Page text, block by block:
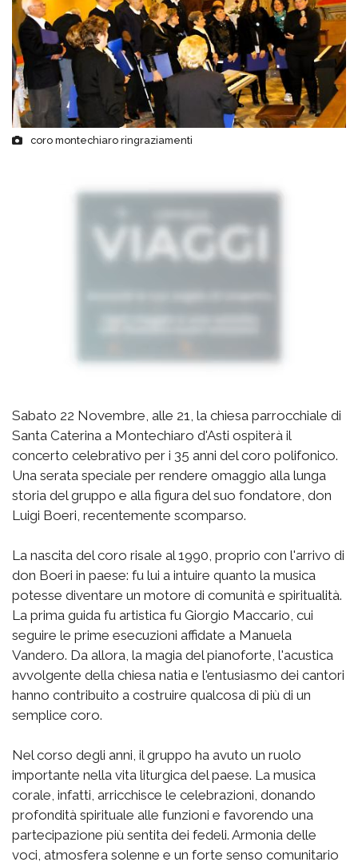
coro montechiaro ringraziamenti
Sabato 22 Novembre, alle 21, la chiesa parrocchiale di
Santa Caterina a Montechiaro d'Asti ospiterà il
concerto celebrativo per i 35 anni del coro polifonico.
Una serata speciale per rendere omaggio alla lunga
storia del gruppo e alla figura del suo fondatore, don
Luigi Boeri, recentemente scomparso.
La nascita del coro risale al 1990, proprio con l'arrivo di
don Boeri in paese: fu lui a intuire quanto la musica
potesse diventare un motore di comunità e spiritualità.
La prima guida fu artistica fu Giorgio Maccario, cui
seguire le prime esecuzioni affidate a Manuela
Vandero. Da allora, la magia del pianoforte, l'acustica
avvolgente della chiesa natia e l'entusiasmo dei cantori
hanno contribuito a costruire qualcosa di più di un
semplice coro.
Nel corso degli anni, il gruppo ha avuto un ruolo
importante nella vita liturgica del paese. La musica
corale, infatti, arricchisce le celebrazioni, donando
profondità spirituale alle funzioni e favorendo una
partecipazione più sentita dei fedeli. Armonia delle
voci, atmosfera solenne e un forte senso comunitario